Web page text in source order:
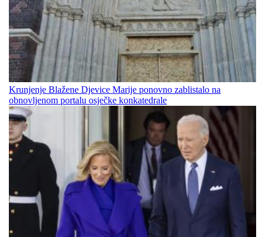
Krunjenje Blažene Djevice Marije ponovno zablistalo na
obnovljenom portalu osječke konkatedrale